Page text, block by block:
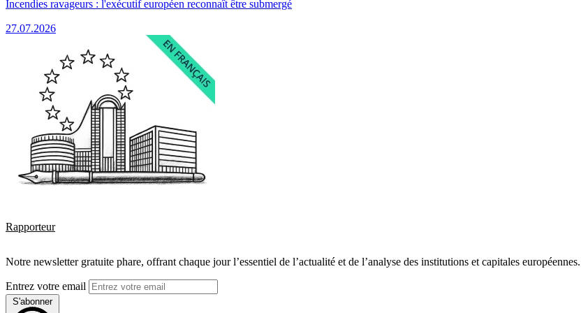
Incendies ravageurs : l'exécutif européen reconnaît être submergé
27.07.2026
Rapporteur
Notre newsletter gratuite phare, offrant chaque jour l’essentiel de l’actualité et de l’analyse des institutions et capitales
Entrez votre email
S'abonner